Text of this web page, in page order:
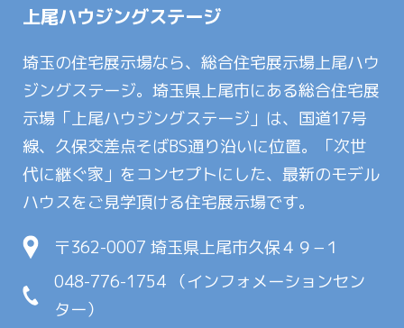
上尾ハウジングステージ
埼玉の住宅展示場なら、総合住宅展示場上尾ハウ
ジングステージ。埼玉県上尾市にある総合住宅展
示場「上尾ハウジングステージ」は、国道17号
線、久保交差点そばBS通り沿いに位置。「次世
代に継ぐ家」をコンセプトにした、最新のモデル
ハウスをご見学頂ける住宅展示場です。
〒362-0007 埼玉県上尾市久保４９−１
048-776-1754 （インフォメーションセン
ター）